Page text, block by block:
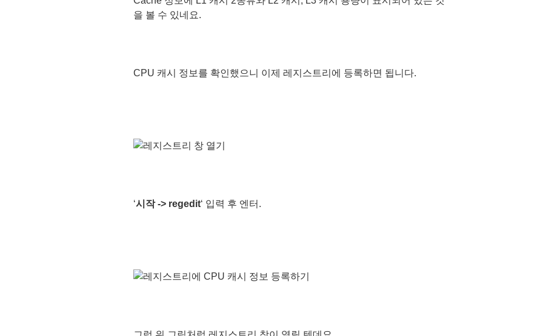
을 볼 수 있네요.
CPU 캐시 정보를 확인했으니 이제 레지스트리에 등록하면 됩니다.
‘시작 -> regedit‘ 입력 후 엔터.